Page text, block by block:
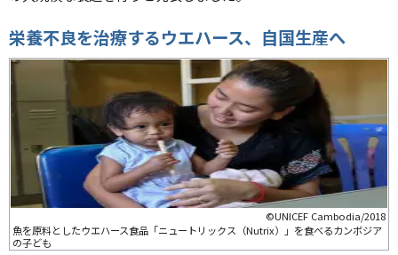
栄養不良を治療するウエハース、自国生産へ
©UNICEF Cambodia/2018
魚を原料としたウエハース食品「ニュートリックス（Nutrix）」を食べるカンボジア
の子ども